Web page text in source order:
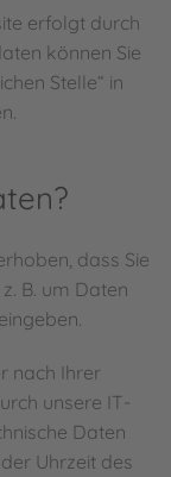
erfolgt durch
können Sie
Stelle“ in
dass Sie
B. um Daten
nach Ihrer
unsere IT-
Daten
Uhrzeit des